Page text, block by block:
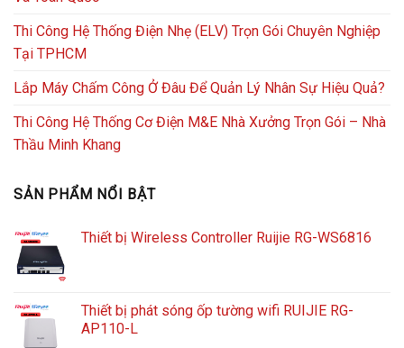
Thi Công Hệ Thống Điện Nhẹ (ELV) Trọn Gói Chuyên Nghiệp
Tại TPHCM
Lắp Máy Chấm Công Ở Đâu Để Quản Lý Nhân Sự Hiệu Quả?
Thi Công Hệ Thống Cơ Điện M&E Nhà Xưởng Trọn Gói – Nhà
Thầu Minh Khang
SẢN PHẨM NỔI BẬT
Thiết bị Wireless Controller Ruijie RG-WS6816
Thiết bị phát sóng ốp tường wifi RUIJIE RG-
AP110-L